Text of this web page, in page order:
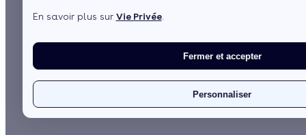
En savoir plus sur Vie Privée.
Fermer et accepter
Personnaliser